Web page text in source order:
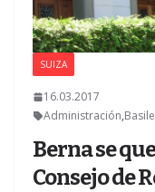
SUIZA
16.03.2017
Administración,
Berna se
Consejo de